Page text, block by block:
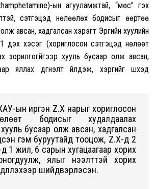
ын агууламжтай, “мөс” гэх
сэтгэцэд нөлөөлөх бодисыг өөртөө
авсан, хадгалсан хэрэгт Эрүүгийн хуулийн
1 дэх хэсэг (хориглосон сэтгэцэд нөлөөт
зорилгогүйгээр хууль бусаар олж авсан,
яллах дүгнэлт үйлдэж, хэргийг шүүхэд
ын иргэн Z.X нарыг хориглосон
бодисыг худалдаалах
хууль бусаар олж авсан, хадгалсан
гэм буруутайд тооцож, Z.X-д 2
1 жил, 6 сарын хугацаагаар хорих
ялыг нээлттэй хорих
шийдвэрлэсэн.